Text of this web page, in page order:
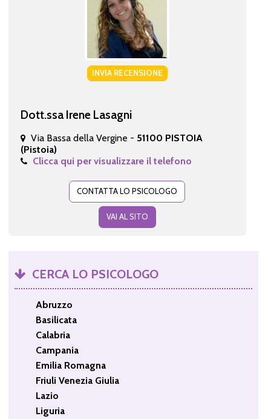
INVIA RECENSIONE
Dott.ssa Irene Lasagni
Via Bassa della Vergine - 51100 PISTOIA
(Pistoia)
Clicca qui per visualizzare il telefono
CONTATTA LO PSICOLOGO
VAI AL SITO
CERCA LO PSICOLOGO
Abruzzo
Basilicata
Calabria
Campania
Emilia Romagna
Friuli Venezia Giulia
Lazio
Liguria